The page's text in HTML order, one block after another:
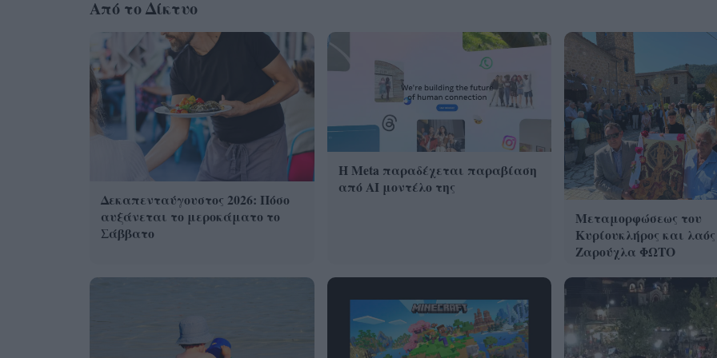
Από το Δίκτυο
Δεκαπενταύγουστος 2026: Πόσο
αυξάνεται το μεροκάματο το
Σάββατο
Η Meta παραδέχεται παραβίαση
από AI μοντέλο της
Μεταμορφώσεως του
Κυρίουκλήρος και
Ζαρούχλα ΦΩΤΟ